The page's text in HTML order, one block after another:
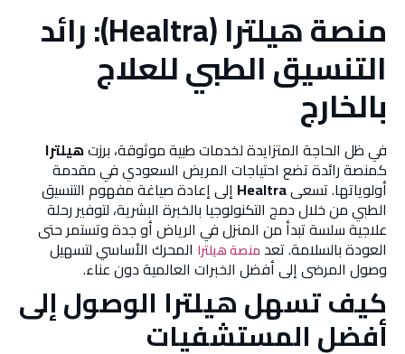
منصة هيلترا (Healtra): رائد
التنسيق الطبي للعلاج
بالخارج
في ظل الحاجة المتزايدة لخدمات طبية موثوقة، برزتهيلترا
كمنصة رائدة تضع احتياجات المريض السعودي في مقدمة
أولوياتها. تسعىHealtra إلى إعادة صياغة مفهوم التنسيق
الطبي من خلال دمج التكنولوجيا بالخبرة البشرية، لتوفير رحلة
علاجية سلسة تبدأ من المنزل في الرياض أو جدة وتستمر حتى
العودة بالسلامة. تعد منصة هيلترا المحرك الأساسي لتسهيل
وصول المرضى إلى أفضل الخبرات العالمية دون عناء.
كيف تسهل هيلترا الوصول إلى
أفضل المستشفيات